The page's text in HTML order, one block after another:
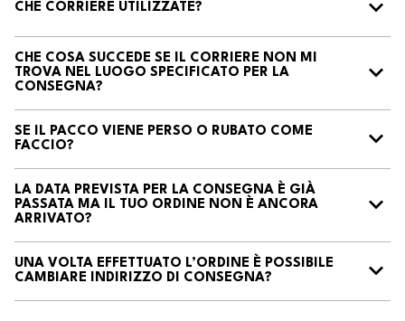
CHE CORRIERE UTILIZZATE?
CHE COSA SUCCEDE SE IL CORRIERE NON MI
TROVA NEL LUOGO SPECIFICATO PER LA
CONSEGNA?
SE IL PACCO VIENE PERSO O RUBATO COME
FACCIO?
LA DATA PREVISTA PER LA CONSEGNA È GIÀ
PASSATA MA IL TUO ORDINE NON È ANCORA
ARRIVATO?
UNA VOLTA EFFETTUATO L’ORDINE È POSSIBILE
CAMBIARE INDIRIZZO DI CONSEGNA?